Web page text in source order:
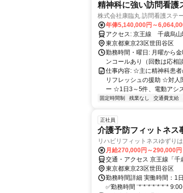
精神科に強い訪問看護
株式会社康臨丸 訪問看護ステ
年俸5,140,000円～
アクセス: 京王線 千歳
東京都東京23区世田谷区
勤務時間・曜日: 月曜から
ンコールあり（回数は応相談
仕事内容: ☆主に精神科患
リフレッシュの援助 ☆対人
ー ☆1日3～5件、電動アシ
固定時間制 残業なし 交通費支給
正社員
介護予防フィットネス
リハビリフィットネスゆずり
月給270,000円～290,000円
交通・アクセス 京王線「
東京都東京23区世田谷区
勤務時間詳細 実働時間：1
✅勤務時間 ¨*¨*¨*¨*¨*¨*¨*